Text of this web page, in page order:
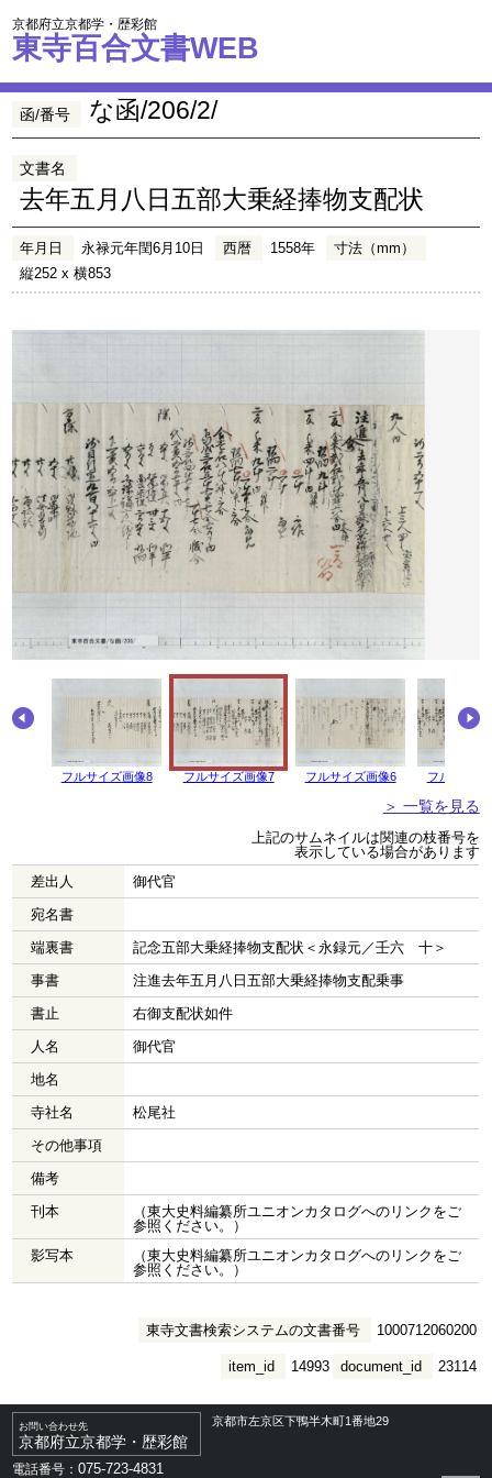
京都府立京都学・歴彩館
東寺百合文書WEB
函/番号 な函/206/2/
文書名
去年五月八日五部大乗経捧物支配状
年月日 永禄元年閏6月10日 西暦 1558年
寸法（mm）
縦252 x 横853
フルサイズ画像8 フルサイズ画像7 フルサイズ画像6 フルサイズ
＞ 一覧を見る
上記のサムネイルは関連の枝番号を
表示している場合があります
差出人
御代官
宛名書
端裏書
記念五部大乗経捧物支配状＜永録元／壬六 十＞
事書
注進去年五月八日五部大乗経捧物支配乗事
書止
右御支配状如件
人名
御代官
地名
寺社名
松尾社
その他事項
備考
刊本
（東大史料編纂所ユニオンカタログへのリンクをご
参照ください。）
影写本
（東大史料編纂所ユニオンカタログへのリンクをご
参照ください。）
東寺文書検索システムの文書番号 1000712060200
document_id 23114
item_id 14993
お問い合わせ先
京都府立京都学・歴彩館
京都市左京区下鴨半木町1番地29
電話番号：075-723-4831